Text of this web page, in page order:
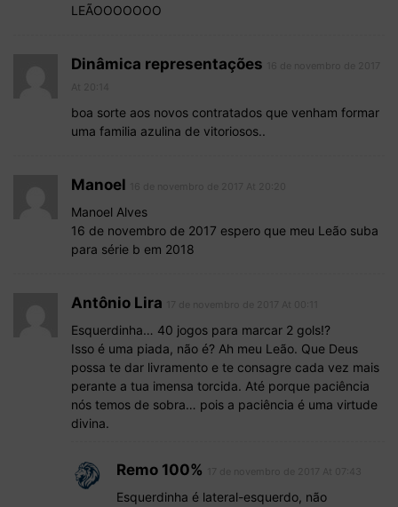
LEÃOOOOOOO
Dinâmica representações
boa sorte aos novos contratados que venham formar
uma familia azulina de vitoriosos..
Manoel
Manoel Alves
16 de novembro de 2017 espero que meu Leão suba
para série b em 2018
Antônio Lira
Esquerdinha… 40 jogos para marcar 2 gols!?
Isso é uma piada, não é? Ah meu Leão. Que Deus
possa te dar livramento e te consagre cada vez mais
perante a tua imensa torcida. Até porque paciência
nós temos de sobra… pois a paciência é uma virtude
divina.
Remo 100%
Esquerdinha é lateral-esquerdo, não